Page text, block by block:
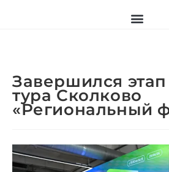
Завершился этап
тура Сколково
«Региональный